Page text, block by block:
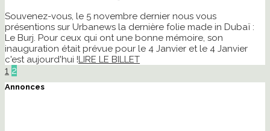
Souvenez-vous, le 5 novembre dernier nous vous
présentions sur Urbanews la dernière folie made in Dubaï :
Le Burj. Pour ceux qui ont une bonne mémoire, son
inauguration était prévue pour le 4 Janvier et le 4 Janvier
c'est aujourd'hui !LIRE LE BILLET
1 2
Annonces